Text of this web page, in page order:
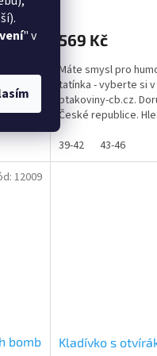
" v
košíku
si
je
z
5
hvězdiček.
569 Kč
Máte smysl pro
tatínka - vyberte si
ptakoviny-cb.cz.
České republice.
svátku výročí...
39-42
43-46
bomb
12009
Kladívko s